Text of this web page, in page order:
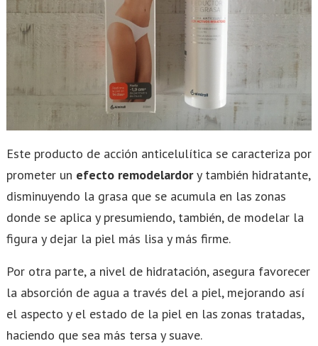
Este producto de acción anticelulítica se caracteriza por
prometer un efecto remodelardory también hidratante,
disminuyendo la grasa que se acumula en las zonas
donde se aplica y presumiendo, también, de modelar la
figura y dejar la piel más lisa y más firme.
Por otra parte, a nivel de hidratación, asegura favorecer
la absorción de agua a través del a piel, mejorando así
el aspecto y el estado de la piel en las zonas tratadas,
haciendo que sea más tersa y suave.